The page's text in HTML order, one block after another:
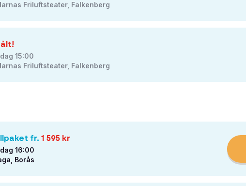
Friluftsteater, Falkenberg
15:00
Friluftsteater, Falkenberg
fr. 1 595kr
16:00
Borås